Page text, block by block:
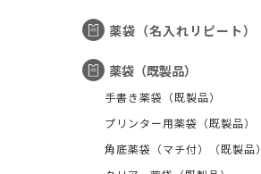
薬袋（名入れリピート）
薬袋（既製品）
手書き薬袋（既製品）
プリンター用薬袋（既製品）
角底薬袋（マチ付）（既製品）